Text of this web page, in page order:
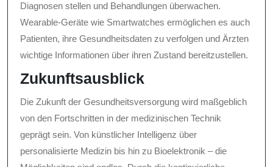
Diagnosen stellen und Behandlungen überwachen.
Wearable-Geräte wie Smartwatches ermöglichen es auch
Patienten, ihre Gesundheitsdaten zu verfolgen und Ärzten
wichtige Informationen über ihren Zustand bereitzustellen.
Zukunftsausblick
Die Zukunft der Gesundheitsversorgung wird maßgeblich
von den Fortschritten in der medizinischen Technik
geprägt sein. Von künstlicher Intelligenz über
personalisierte Medizin bis hin zu Bioelektronik – die